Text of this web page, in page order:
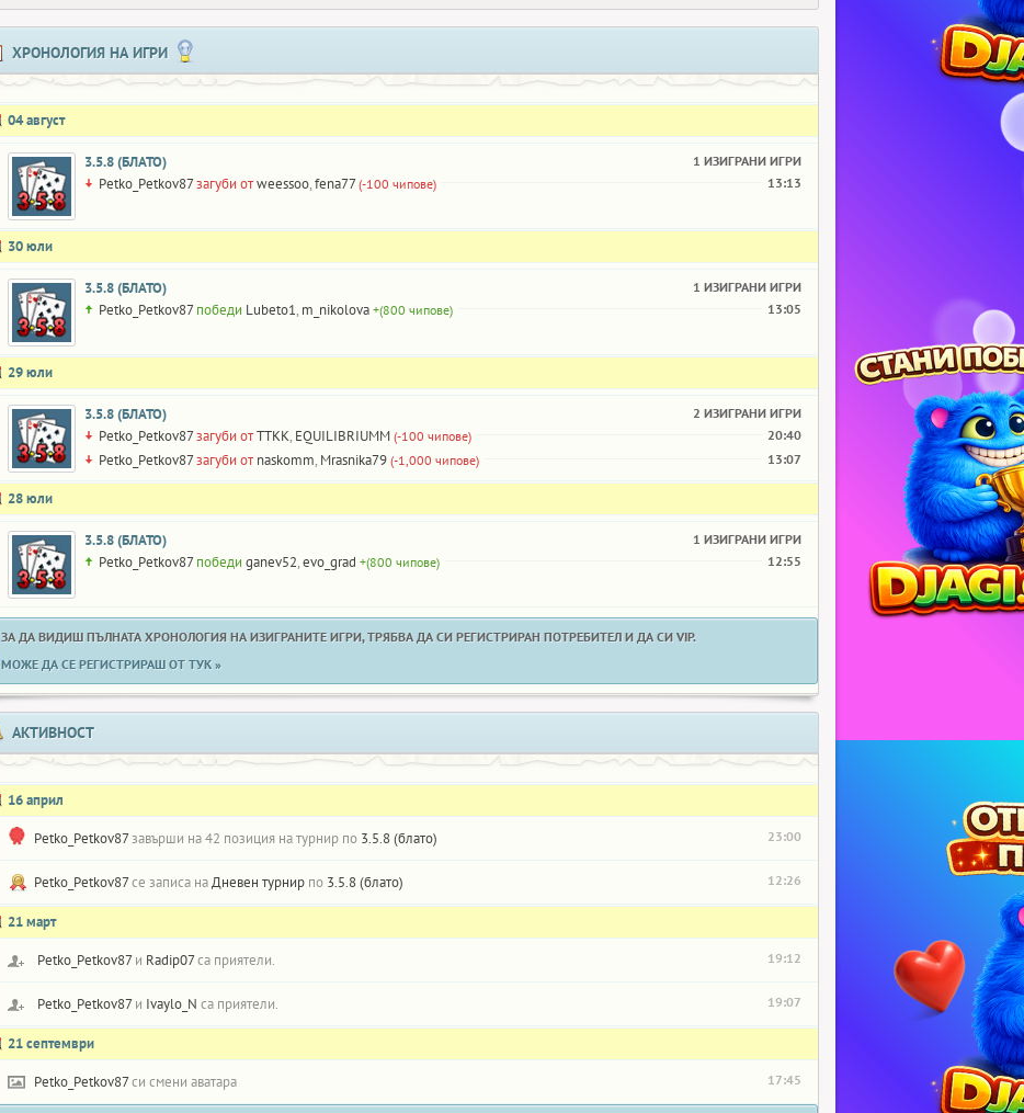
ХРОНОЛОГИЯ НА ИГРИ
04 август
3.5.8 (БЛАТО) 1 ИЗИГРАНИ ИГРИ
Petko_Petkov87загуби отweessoo,fena77 (-100 чипове) 13:13
30 юли
3.5.8 (БЛАТО) 1 ИЗИГРАНИ ИГРИ
Petko_Petkov87 победи Lubeto1, m_nikolova +(800 чипове) 13:05
29 юли
3.5.8 (БЛАТО) 2 ИЗИГРАНИ ИГРИ
Petko_Petkov87загуби отTTKK, EQUILIBRIUMM (-100 чипове) 20:40
Petko_Petkov87загуби от naskomm, Mrasnika79 (-1,000 чипове) 13:07
28 юли
3.5.8 (БЛАТО) 1 ИЗИГРАНИ ИГРИ
Petko_Petkov87 победи ganev52,evo_grad +(800 чипове) 12:55
ЗА ДА ВИДИШ ПЪЛНАТА ХРОНОЛОГИЯ НА ИЗИГРАНИТЕ ИГРИ, ТРЯБВА ДА СИ РЕГИСТРИРАН ПОТРЕБИТЕЛ И ДА СИ VIP.
МОЖЕ ДА СЕ РЕГИСТРИРАШ ОТ ТУК »
АКТИВНОСТ
16 април
Petko_Petkov87завърши на 42 позиция на турнир по 3.5.8 (блато) 23:00
Petko_Petkov87се записа наДневен турнир по 3.5.8 (блато) 12:26
21 март
Petko_Petkov87и Radip07са приятели. 19:12
Petko_Petkov87и Ivaylo_N са приятели. 19:07
21 септември
Petko_Petkov87си смени аватара 17:45